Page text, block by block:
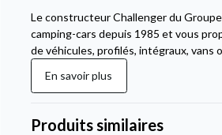
Le constructeur Challenger du
camping-cars depuis 1985 et vous
de véhicules, profilés, intégraux, vans
En savoir plus
Produits similaires